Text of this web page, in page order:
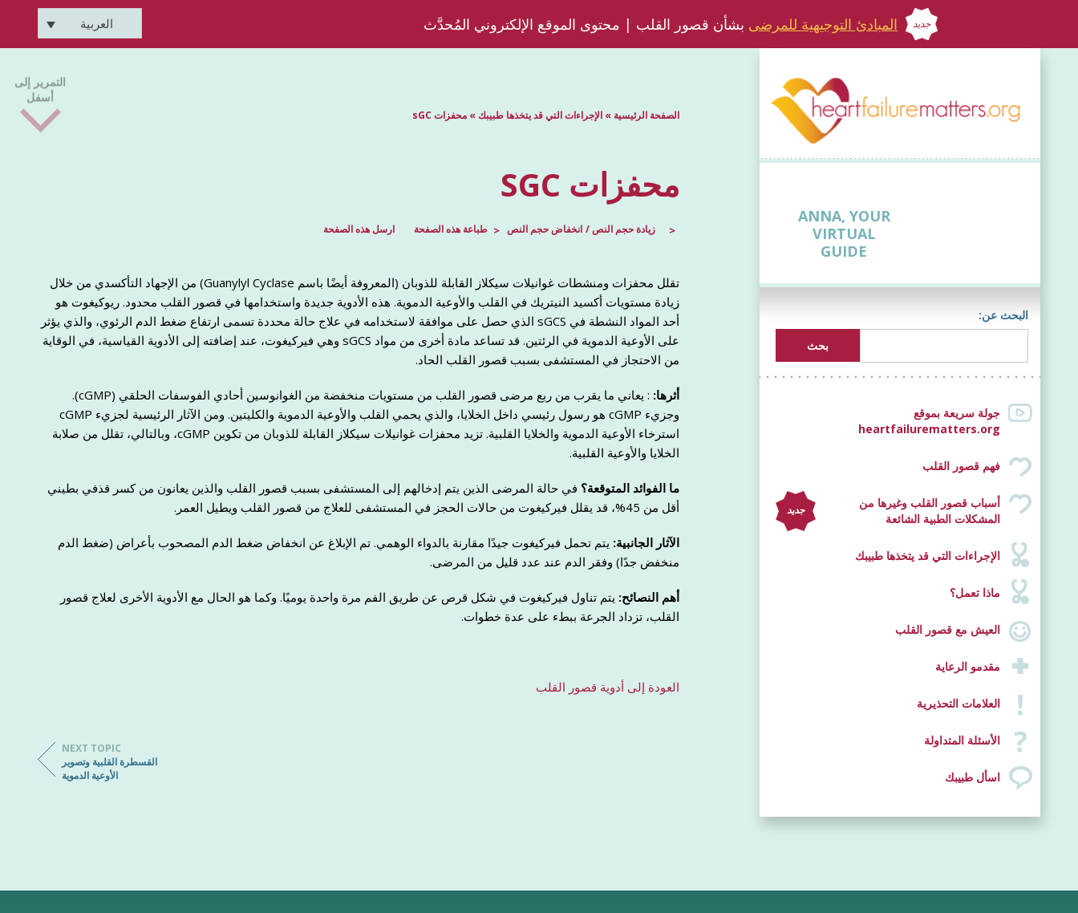
جديد المبادئ التوجيهية للمرضى بشأن قصور القلب | محتوى الموقع الإلكتروني المُحدَّث العربية
ANNA, YOUR
VIRTUAL
GUIDE
البحث عن:
جولة سريعة بموقع
heartfailurematters.org
فهم قصور القلب
أسباب قصور القلب وغيرها من
المشكلات الطبية الشائعة
جديد
الإجراءات التي قد يتخذها طبيبك
ماذا تعمل؟
العيش مع قصور القلب
مقدمو الرعاية
العلامات التحذيرية
الأسئلة المتداولة
اسأل طبيبك
الصفحة الرئيسية » الإجراءات التي قد يتخذها طبيبك » محفزات sGC
محفزات SGC
زيادة حجم النص انخفاض حجم النص طباعة هذه الصفحة ارسل هذه الصفحة
تقلل محفزات ومنشطات غوانيلات سيكلاز القابلة للذوبان (المعروفة أيضًا باسم Guanylyl Cyclase) من الإجهاد التأكسدي من خلال
زيادة مستويات أكسيد النيتريك في القلب والأوعية الدموية. هذه الأدوية جديدة واستخدامها في قصور القلب محدود. ريوكيغوت هو
أحد المواد النشطة في sGCS الذي حصل على موافقة لاستخدامه في علاج حالة محددة تسمى ارتفاع ضغط الدم الرئوي، والذي يؤثر
على الأوعية الدموية في الرئتين. قد تساعد مادة أخرى من مواد sGCS وهي فيركيغوت، عند إضافته إلى الأدوية القياسية، في الوقاية
من الاحتجاز في المستشفى بسبب قصور القلب الحاد.
أثرها:
: يعاني ما يقرب من ربع مرضى قصور القلب من مستويات منخفضة من الغوانوسين أحادي الفوسفات الحلقي (cGMP).
وجزيء cGMP هو رسول رئيسي داخل الخلايا، والذي يحمي القلب والأوعية الدموية والكليتين. ومن الآثار الرئيسية لجزيء cGMP
استرخاء الأوعية الدموية والخلايا القلبية. تزيد محفزات غوانيلات سيكلاز القابلة للذوبان من تكوين cGMP، وبالتالي، تقلل من صلابة
الخلايا والأوعية القلبية.
ما الفوائد المتوقعة؟ في حالة المرضى الذين يتم إدخالهم إلى المستشفى بسبب قصور القلب والذين يعانون من كسر قذفي بطيني
أقل من 45%، قد يقلل فيركيغوت من حالات الحجز في المستشفى للعلاج من قصور القلب ويطيل العمر.
الآثار الجانبية: يتم تحمل فيركيغوت جيدًا مقارنة بالدواء الوهمي. تم الإبلاغ عن انخفاض ضغط الدم المصحوب بأعراض (ضغط الدم
منخفض جدًا) وفقر الدم عند عدد قليل من المرضى.
أهم النصائح: يتم تناول فيركيغوت في شكل قرص عن طريق الفم مرة واحدة يوميًا. وكما هو الحال مع الأدوية الأخرى لعلاج قصور
القلب، تزداد الجرعة ببطء على عدة خطوات.
العودة إلى أدوية قصور القلب
NEXT TOPIC
القسطرة القلبية وتصوير
الأوعية الدموية
التمرير إلى
أسفل